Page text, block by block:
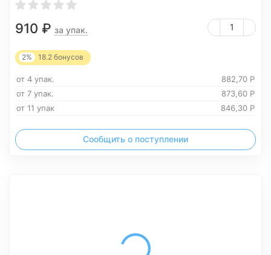
910 ₽ за упак.
2% 18.2 бонусов
от 4 упак. 882,70 Р
от 7 упак.
873,60 Р
от 11 упак
846,30 Р
Сообщить о поступлении